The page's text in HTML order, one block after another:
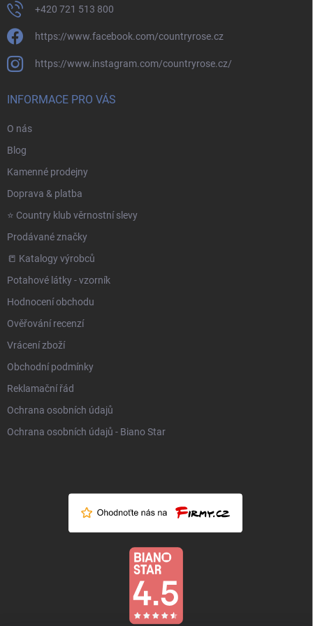
+420 721 513 800
https://www.facebook.com/countryrose.cz
https://www.instagram.com/countryrose.cz/
INFORMACE PRO VÁS
O nás
Blog
Kamenné prodejny
Doprava & platba
⭐️ Country klub věrnostní slevy
Prodávané značky
📒 Katalogy výrobců
Potahové látky - vzorník
Hodnocení obchodu
Ověřování recenzí
Vrácení zboží
Obchodní podmínky
Reklamační řád
Ochrana osobních údajů
Ochrana osobních údajů - Biano Star